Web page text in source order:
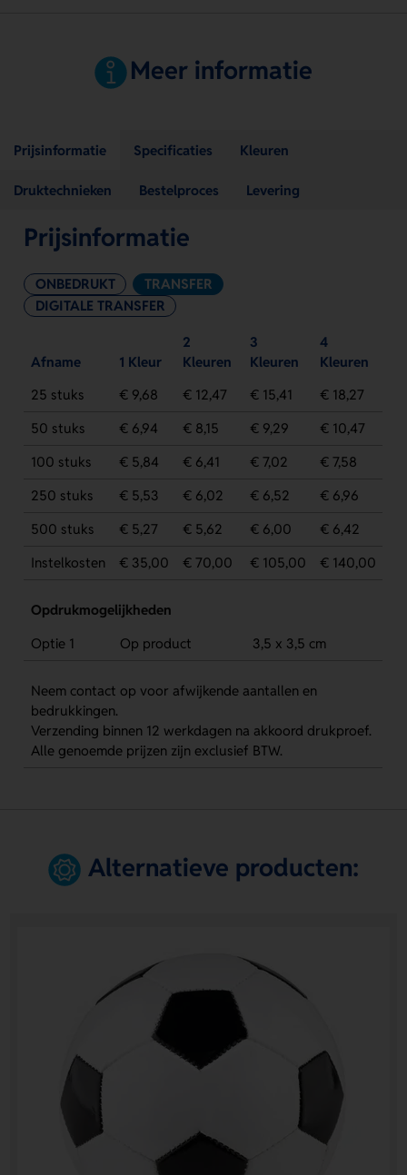
Meer informatie
Prijsinformatie Specificaties Kleuren
Druktechnieken Bestelproces Levering
Prijsinformatie
ONBEDRUKT
TRANSFER
DIGITALE TRANSFER
Afname 1 Kleur
2
Kleuren
3
Kleuren
4
Kleuren
25 stuks
€ 9,68 € 12,47 € 15,41
€ 18,27
50 stuks
€ 6,94 € 8,15 € 9,29
€ 10,47
100 stuks
€ 5,84 € 6,41 € 7,02
€ 7,58
250 stuks
€ 5,53 € 6,02 € 6,52
€ 6,96
500 stuks
€ 5,27 € 5,62 € 6,00
€ 6,42
Instelkosten
€ 35,00 € 70,00 € 105,00 € 140,00
Opdrukmogelijkheden
Optie 1
Op product 3,5 x 3,5 cm
Neem contact op voor afwijkende aantallen en
bedrukkingen.
Verzending binnen 12 werkdagen na akkoord drukproef.
Alle genoemde prijzen zijn exclusief BTW.
Alternatieve producten: